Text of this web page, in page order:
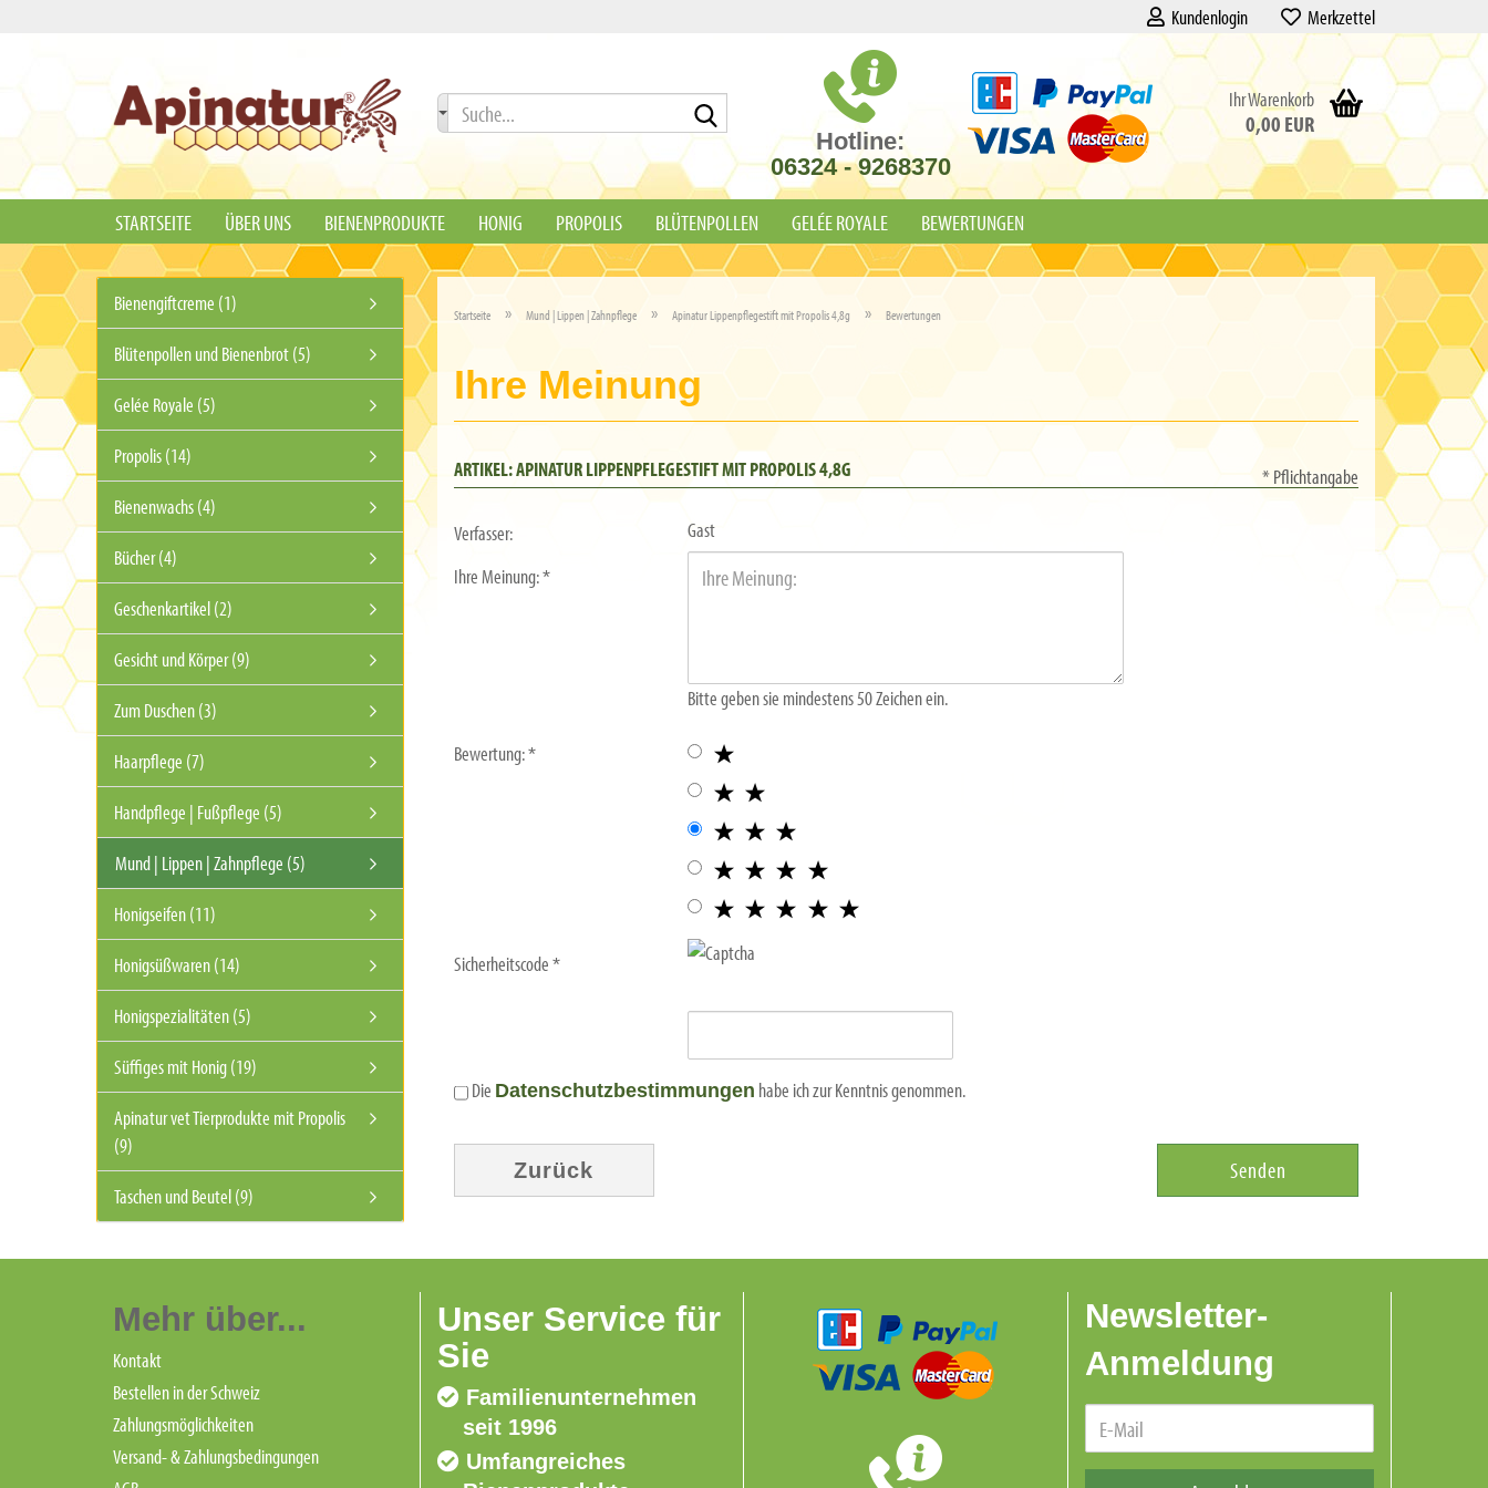
Kundenlogin Merkzettel
Hotline:
06324 - 9268370‬
Ihr Warenkorb
0,00 EUR
STARTSEITE ÜBER UNS BIENENPRODUKTE HONIG PROPOLIS BLÜTENPOLLEN GELÉE ROYALE BEWERTUNGEN
Startseite » Mund | Lippen | Zahnpflege » Apinatur Lippenpflegestift mit Propolis 4,8g » Bewertungen
Ihre Meinung
ARTIKEL: APINATUR LIPPENPFLEGESTIFT MIT PROPOLIS 4,8G
Verfasser:
Gast
Ihre Meinung:
Bitte geben sie mindestens 50 Zeichen ein.
Bewertung:
Sicherheitscode
Die Datenschutzbestimmungen habe ich zur Kenntnis genommen.
Zurück Senden
* Pflichtangabe
Bienengiftcreme (1)
Blütenpollen und Bienenbrot (5)
Gelée Royale (5)
Propolis (14)
Bienenwachs (4)
Bücher (4)
Geschenkartikel (2)
Gesicht und Körper (9)
Zum Duschen (3)
Haarpflege (7)
Handpflege | Fußpflege (5)
Mund | Lippen | Zahnpflege (5)
Honigseifen (11)
Honigsüßwaren (14)
Honigspezialitäten (5)
Süffiges mit Honig (19)
Apinatur vet Tierprodukte mit Propolis
(9)
Taschen und Beutel (9)
Mehr über...
Kontakt
Bestellen in der Schweiz
Zahlungsmöglichkeiten
Versand- & Zahlungsbedingungen
Unser Service für
Sie
Familienunternehmen
seit 1996
Umfangreiches
Newsletter-
Anmeldung